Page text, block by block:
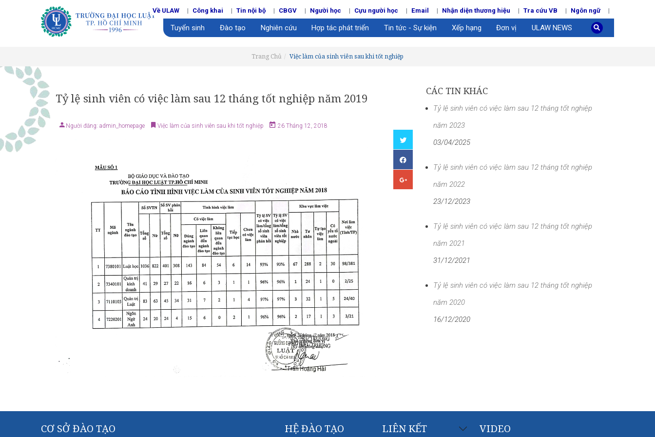
Về ULAW Công khai Tin nội bộ CBGV Người học Cựu người học Email Nhận diện thương hiệu Tra cứu VB Ngôn ngữ
Tuyển sinh Đào tạo Nghiên cứu Hợp tác phát triển Tin tức - Sự kiện Xếp hạng Đơn vị ULAW NEWS
Trang Chủ Việc làm của sinh viên sau khi tốt nghiệp
Tỷ lệ sinh viên có việc làm sau 12 tháng tốt nghiệp năm 2019
Người đăng: admin_homepage Việc làm của sinh viên sau khi tốt nghiệp 26 Tháng 12, 2018
CÁC TIN KHÁC
Tỷ lệ sinh viên có việc làm sau 12 tháng tốt nghiệp
năm 2023
03/04/2025
Tỷ lệ sinh viên có việc làm sau 12 tháng tốt nghiệp
năm 2022
23/12/2023
Tỷ lệ sinh viên có việc làm sau 12 tháng tốt nghiệp
năm 2021
31/12/2021
Tỷ lệ sinh viên có việc làm sau 12 tháng tốt nghiệp
năm 2020
16/12/2020
CƠ SỞ ĐÀO TẠO HỆ ĐÀO TẠO LIÊN KẾT VIDEO